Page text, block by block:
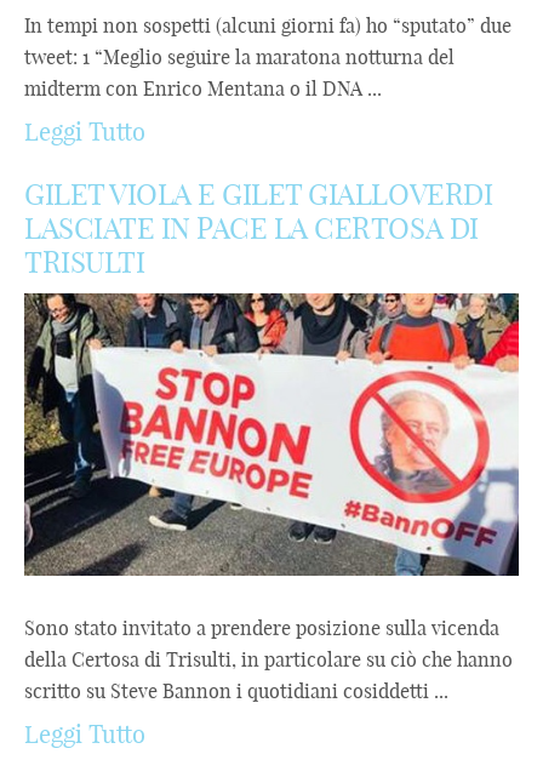
In tempi non sospetti (alcuni giorni fa) ho “sputato” due
tweet: 1 “Meglio seguire la maratona notturna del
midterm con Enrico Mentana o il DNA ...
Leggi Tutto
GILET VIOLA E GILET GIALLOVERDI
LASCIATE IN PACE LA CERTOSA DI
TRISULTI
Sono stato invitato a prendere posizione sulla vicenda
della Certosa di Trisulti, in particolare su ciò che hanno
scritto su Steve Bannon i quotidiani cosiddetti ...
Leggi Tutto